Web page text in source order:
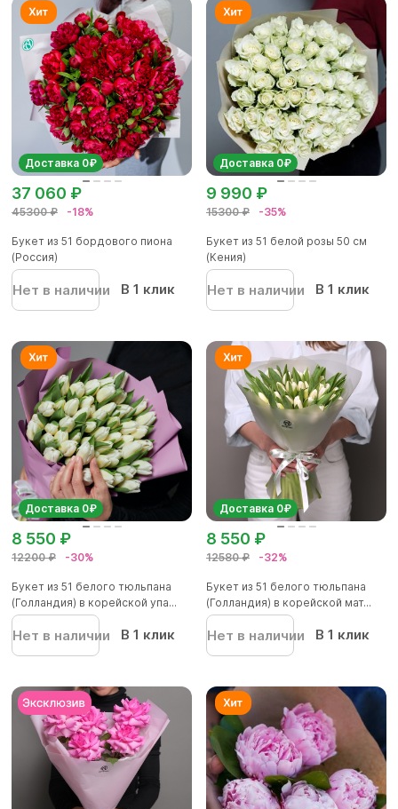
Доставка 0₽
45300 ₽ -18%
37 060 ₽
Букет из 51 бордового пиона
(Россия)
Нет в наличии В 1 клик
Доставка 0₽
15300 ₽ -35%
9 990 ₽
Букет из 51 белой розы 50 см
(Кения)
Нет в наличии В 1 клик
Доставка 0₽
12200 ₽ -30%
8 550 ₽
Букет из 51 белого тюльпана
(Голландия) в корейской упа...
Нет в наличии В 1 клик
Доставка 0₽
12580 ₽ -32%
8 550 ₽
Букет из 51 белого тюльпана
(Голландия) в корейской мат...
Нет в наличии В 1 клик